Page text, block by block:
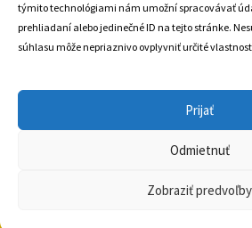
týmito technológiami nám umožní spracovávať
prehliadaní alebo jedinečné ID na tejto stránke.
súhlasu môže nepriaznivo ovplyvniť určité
Prijať
Odmietnuť
Zobraziť predvoľby
+421 905 806 234
Český Eshop